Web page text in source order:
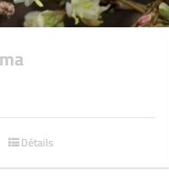
Détails